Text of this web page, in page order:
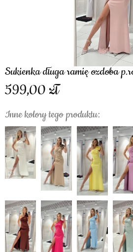
Sukienka długa ramię ozdoba
599,00
Inne kolory tego produktu: